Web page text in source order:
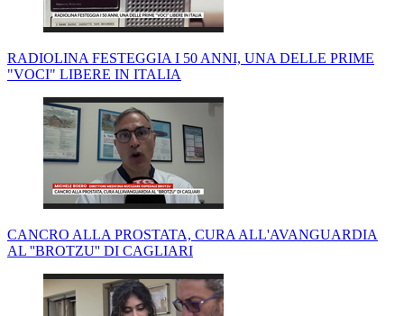
RADIOLINA FESTEGGIA I 50 ANNI, UNA DELLE PRIME
"VOCI" LIBERE IN ITALIA
CANCRO ALLA PROSTATA, CURA ALL'AVANGUARDIA
AL ''BROTZU'' DI CAGLIARI